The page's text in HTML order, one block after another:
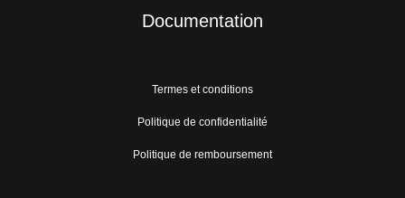
Documentation
Termes et conditions
Politique de confidentialité
Politique de remboursement